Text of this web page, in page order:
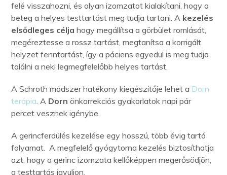
felé visszahozni, és olyan izomzatot kialakítani, hogy a
beteg a helyes testtartást meg tudja tartani. A kezelés
elsődleges célja hogy megállítsa a görbület romlását,
megéreztesse a rossz tartást, megtanítsa a korrigált
helyzet fenntartást, így a páciens egyedül is meg tudja
találni a neki legmegfelelőbb helyes tartást.
A Schroth módszer hatékony kiegészítője lehet a Dorn
terápia. A Dorn önkorrekciós gyakorlatok napi pár
percet vesznek igénybe.
A gerincferdülés kezelése egy hosszú, több évig tartó
folyamat. A megfelelő gyógytorna kezelés biztosíthatja
azt, hogy a gerinc izomzata kellőképpen megerősödjön,
a testtartás javuljon.